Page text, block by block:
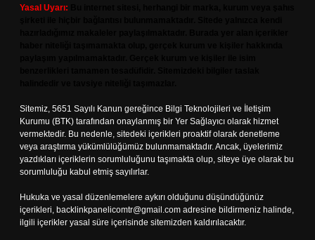
Yasal Uyarı:
Sitemiz, 5651 Sayılı Kanun gereğince Bilgi Teknolojileri ve İletişim
Kurumu (BTK) tarafından onaylanmış bir Yer Sağlayıcı olarak hizmet
vermektedir. Bu nedenle, sitedeki içerikleri proaktif olarak denetleme
veya araştırma yükümlülüğümüz bulunmamaktadır. Ancak, üyelerimiz
yazdıkları içeriklerin sorumluluğunu taşımakta olup, siteye üye olarak bu
sorumluluğu kabul etmiş sayılırlar.
Hukuka ve yasal düzenlemelere aykırı olduğunu düşündüğünüz
içerikleri, backlinkpanelicomtr@gmail.com adresine bildirmeniz halinde,
ilgili içerikler yasal süre içerisinde sitemizden kaldırılacaktır.